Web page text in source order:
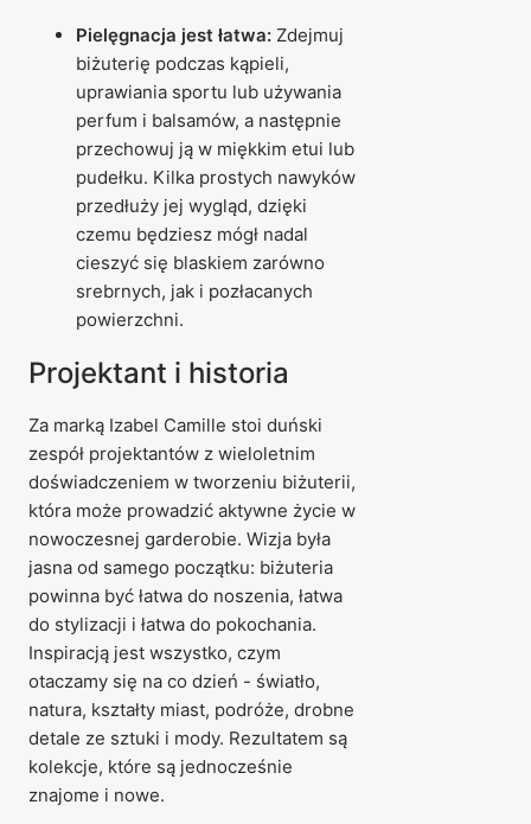
Pielęgnacja jest łatwa: Zdejmuj
biżuterię podczas kąpieli,
uprawiania sportu lub używania
perfum i balsamów, a następnie
przechowuj ją w miękkim etui lub
pudełku. Kilka prostych nawyków
przedłuży jej wygląd, dzięki
czemu będziesz mógł nadal
cieszyć się blaskiem zarówno
srebrnych, jak i pozłacanych
powierzchni.
Projektant i historia
Za marką Izabel Camille stoi duński
zespół projektantów z wieloletnim
doświadczeniem w tworzeniu biżuterii,
która może prowadzić aktywne życie w
nowoczesnej garderobie. Wizja była
jasna od samego początku: biżuteria
powinna być łatwa do noszenia, łatwa
do stylizacji i łatwa do pokochania.
Inspiracją jest wszystko, czym
otaczamy się na co dzień - światło,
natura, kształty miast, podróże, drobne
detale ze sztuki i mody. Rezultatem są
kolekcje, które są jednocześnie
znajome i nowe.